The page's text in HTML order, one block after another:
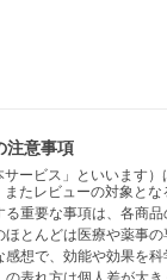
注意事項
サービス」といいます
たレビューの対象と
重要な事項は、各商
とんどは医療や薬事の
想で、効能や効果を